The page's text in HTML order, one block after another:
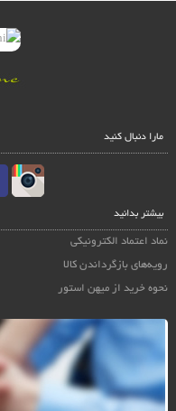
مارا دنبال کنید
بیشتر بدانید
نماد اعتماد الکترونیکی
رویه‌های بازگرداندن کالا
نحوه خرید از میهن استور